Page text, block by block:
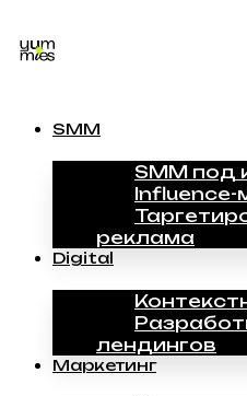
SMM
SMM под
Influence-
реклама
Digital
лендингов
Маркетинг